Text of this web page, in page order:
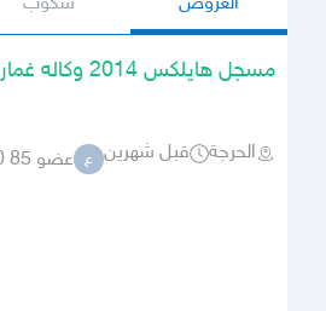
مسجل هايلكس 2014 وكاله غمارتين
الحرجة قبل شهرين ع